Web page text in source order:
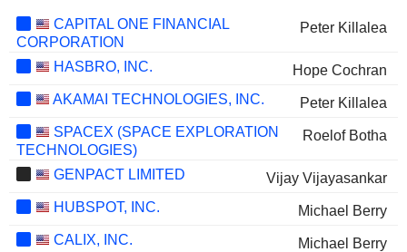
CAPITAL ONE FINANCIAL
CORPORATION
Peter Killalea
HASBRO, INC.
Hope Cochran
AKAMAI TECHNOLOGIES, INC.
Peter Killalea
SPACEX (SPACE EXPLORATION
TECHNOLOGIES)
Roelof Botha
GENPACT LIMITED
Vijay Vijayasankar
HUBSPOT, INC.
Michael Berry
CALIX, INC.
Michael Berry